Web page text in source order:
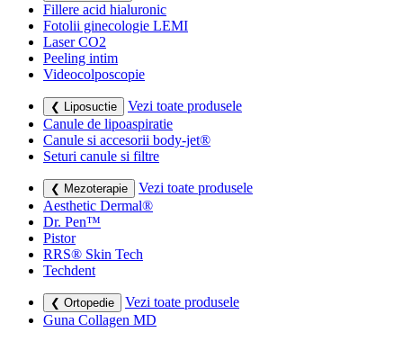
Fillere acid hialuronic
Fotolii ginecologie LEMI
Laser CO2
Peeling intim
Videocolposcopie
❮ Liposuctie
Vezi toate produsele
Canule de lipoaspiratie
Canule si accesorii body-jet®
Seturi canule si filtre
❮ Mezoterapie
Vezi toate produsele
Aesthetic Dermal®
Dr. Pen™
Pistor
RRS® Skin Tech
Techdent
❮ Ortopedie
Vezi toate produsele
Guna Collagen MD